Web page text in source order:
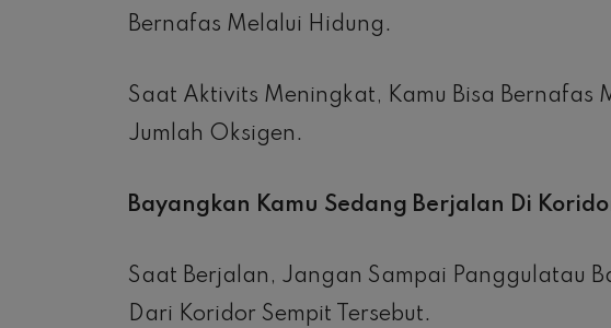
Bernafas Melalui Hidung.
Saat Aktivits Meningkat, Kamu Bisa Bernafas
Jumlah Oksigen.
Bayangkan Kamu Sedang Berjalan Di
Saat Berjalan, Jangan Sampai Panggulatau
Dari Koridor Sempit Tersebut.